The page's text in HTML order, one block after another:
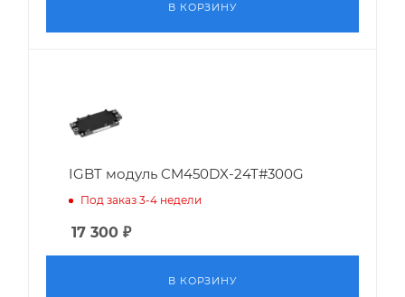
В КОРЗИНУ
IGBT модуль CM450DX-24T#300G
Под заказ 3-4 недели
17 300 ₽
В КОРЗИНУ